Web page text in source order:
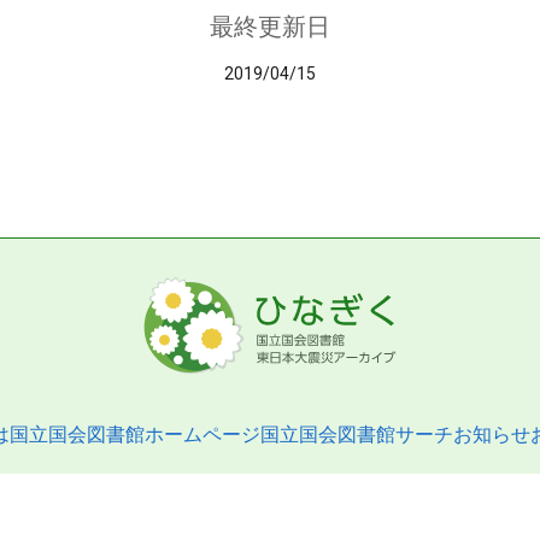
最終更新日
2019/04/15
国立国会図書館ホームページ国立国会図書館サーチお知らせ